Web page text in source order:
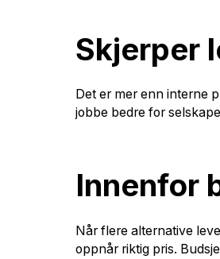
Skjerper
Det er mer enn interne
jobbe bedre for
Innenfor
Når flere alternative
oppnår riktig pris.